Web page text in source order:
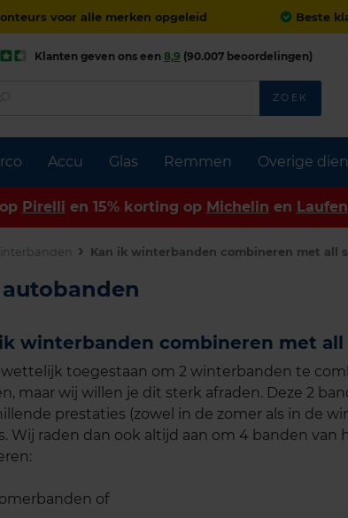
voor alle merken opgeleid Beste
Accu Glas Remmen Overige
Klanten geven ons een 8,9 (90.007 beoordelingen)
ZOEK
Pirelli en 15% korting op Michelin en
Kan ik winterbanden combineren met all
winterbanden combineren met all
wettelijk toegestaan om 2 winterbanden te
maar wij willen je dit sterk afraden. Deze 2
prestaties (zowel in de zomer als in de
Wij raden dan ook altijd aan om 4 banden
of